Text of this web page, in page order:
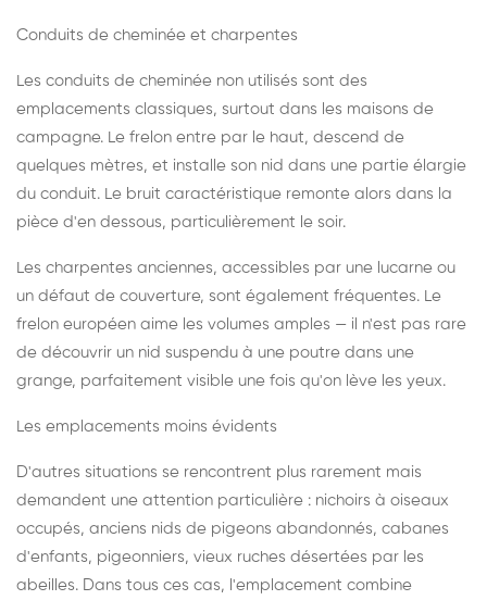
Conduits de cheminée et charpentes
Les conduits de cheminée non utilisés sont des
emplacements classiques, surtout dans les maisons de
campagne. Le frelon entre par le haut, descend de
quelques mètres, et installe son nid dans une partie élargie
du conduit. Le bruit caractéristique remonte alors dans la
pièce d'en dessous, particulièrement le soir.
Les charpentes anciennes, accessibles par une lucarne ou
un défaut de couverture, sont également fréquentes. Le
frelon européen aime les volumes amples — il n'est pas rare
de découvrir un nid suspendu à une poutre dans une
grange, parfaitement visible une fois qu'on lève les yeux.
Les emplacements moins évidents
D'autres situations se rencontrent plus rarement mais
demandent une attention particulière : nichoirs à oiseaux
occupés, anciens nids de pigeons abandonnés, cabanes
d'enfants, pigeonniers, vieux ruches désertées par les
abeilles. Dans tous ces cas, l'emplacement combine